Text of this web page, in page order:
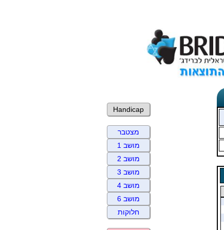
Handicap
מצטבר
מושב 1
מושב 2
מושב 3
מושב 4
מושב 6
חלוקות